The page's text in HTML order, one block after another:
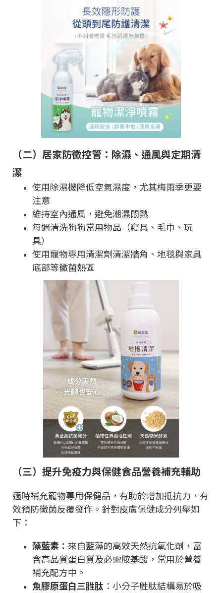
（二）居家防黴控管：除濕、通風與定期清
潔
使用除濕機降低空氣濕度，尤其梅雨季更要
注意
維持室內通風，避免潮濕悶熱
每週清洗狗狗常用物品（寢具、毛巾、 玩
具）
使用寵物專用清潔劑清潔牆角、地毯與家具
底部等黴菌熱區
（三）提升免疫力與保健食品營養補充輔助
適時補充寵物專用保健品 ， 有助於增加抵抗力 ， 有
效預防黴菌反覆發作。針對皮膚保健成分列舉如
下 ：
藻藍素： 來自藍藻的高效天然抗氧化劑，富
含高品質蛋白質及必需胺基酸，常用於營養
補充配方中。
魚膠原蛋白三胜肽 ：小分子胜肽結構易於吸